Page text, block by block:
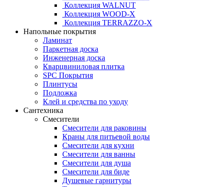
Коллекция WALNUT
Коллекция WOOD-X
Коллекция ТЕRRАZZO-X
Напольные покрытия
Ламинат
Паркетная доска
Инженерная доска
Кварцвиниловая плитка
SPC Покрытия
Плинтусы
Подложка
Клей и средства по уходу
Сантехника
Смесители
Смесители для раковины
Краны для питьевой воды
Смесители для кухни
Смесители для ванны
Смесители для душа
Смесители для биде
Душевые гарнитуры